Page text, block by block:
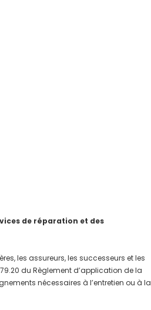
de réparation et des
les assureurs, les successeurs et les
du Règlement d’application de la
nécessaires à l’entretien ou à la